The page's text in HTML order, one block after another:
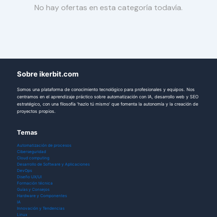
No hay ofertas en esta categoría todavía.
Sobre ikerbit.com
Somos una plataforma de conocimiento tecnológico para profesionales y equipos. Nos
centramos en el aprendizaje práctico sobre automatización con IA, desarrollo web y SEO
estratégico, con una filosofía 'hazlo tú mismo' que fomenta la autonomía y la creación de
proyectos propios.
Temas
Automatización de procesos
Ciberseguridad
Cloud computing
Desarrollo de Software y Aplicaciones
DevOps
Diseño UX/UI
Formación técnica
Guías y Consejos
Hardware y Componentes
IA
Innovación y Tendencias
Linux